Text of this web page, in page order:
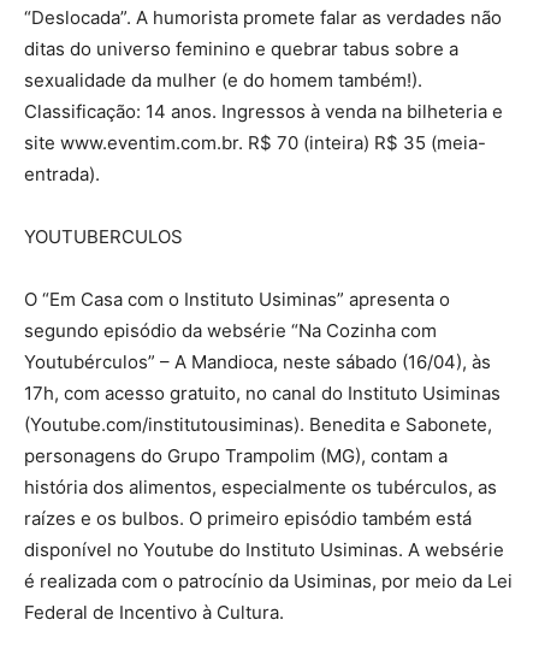
“Deslocada”. A humorista promete falar as verdades não
ditas do universo feminino e quebrar tabus sobre a
sexualidade da mulher (e do homem também!).
Classificação: 14 anos. Ingressos à venda na bilheteria e
site www.eventim.com.br. R$ 70 (inteira) R$ 35 (meia-
entrada).
YOUTUBERCULOS
O “Em Casa com o Instituto Usiminas” apresenta o
segundo episódio da websérie “Na Cozinha com
Youtubérculos” – A Mandioca, neste sábado (16/04), às
17h, com acesso gratuito, no canal do Instituto Usiminas
(Youtube.com/institutousiminas). Benedita e Sabonete,
personagens do Grupo Trampolim (MG), contam a
história dos alimentos, especialmente os tubérculos, as
raízes e os bulbos. O primeiro episódio também está
disponível no Youtube do Instituto Usiminas. A websérie
é realizada com o patrocínio da Usiminas, por meio da Lei
Federal de Incentivo à Cultura.